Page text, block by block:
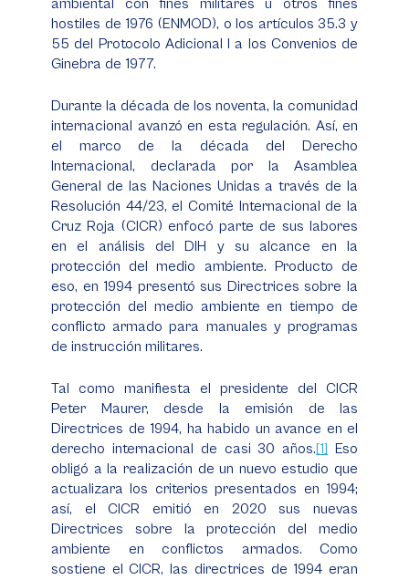
ambiental con fines militares u otros fines
hostiles de 1976 (ENMOD), o los artículos 35.3 y
55 del Protocolo Adicional I a los Convenios de
Ginebra de 1977.
Durante la década de los noventa, la comunidad
internacional avanzó en esta regulación. Así, en
el marco de la década del Derecho
Internacional, declarada por la Asamblea
General de las Naciones Unidas a través de la
Resolución 44/23, el Comité Internacional de la
Cruz Roja (CICR) enfocó parte de sus labores
en el análisis del DIH y su alcance en la
protección del medio ambiente. Producto de
eso, en 1994 presentó sus Directrices sobre la
protección del medio ambiente en tiempo de
conflicto armado para manuales y programas
de instrucción militares.
Tal como manifiesta el presidente del CICR
Peter Maurer, desde la emisión de las
Directrices de 1994, ha habido un avance en el
derecho internacional de casi 30 años.[1] Eso
obligó a la realización de un nuevo estudio que
actualizara los criterios presentados en 1994;
así, el CICR emitió en 2020 sus nuevas
Directrices sobre la protección del medio
ambiente en conflictos armados. Como
sostiene el CICR, las directrices de 1994 eran